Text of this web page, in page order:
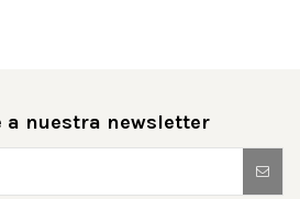
a nuestra newsletter